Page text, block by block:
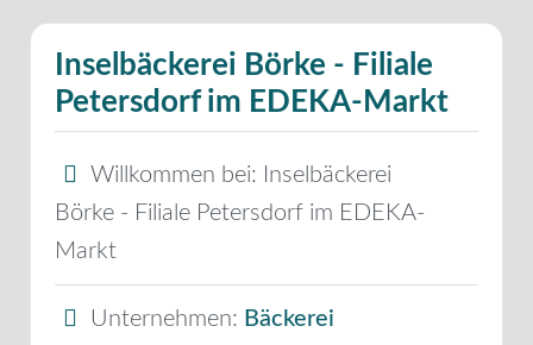
Inselbäckerei Börke - Filiale
Petersdorf im EDEKA-Markt
Willkommen bei: Inselbäckerei
Börke - Filiale Petersdorf im EDEKA-
Markt
Unternehmen: Bäckerei